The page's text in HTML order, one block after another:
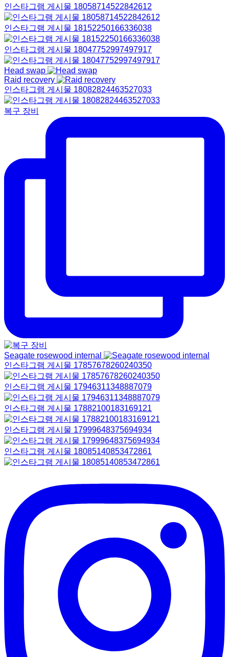
인스타그램 게시물 18058714522842612
인스타그램 게시물 18152250166336038
인스타그램 게시물 18047752997497917
Head swap
Raid recovery
인스타그램 게시물 18082824463527033
복구 장비
Seagate rosewood internal
인스타그램 게시물 17857678260240350
인스타그램 게시물 17946311348887079
인스타그램 게시물 17882100183169121
인스타그램 게시물 17999648375694934
인스타그램 게시물 18085140853472861